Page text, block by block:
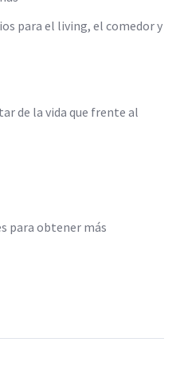
para el living, el comedor y
de la vida que frente al
para obtener más